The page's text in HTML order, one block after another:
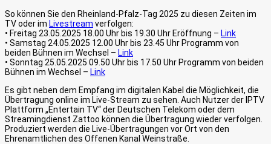
So können Sie den Rheinland-Pfalz-Tag 2025 zu diesen Zeiten im
TV oder im Livestream verfolgen:
• Freitag 23.05.2025 18.00 Uhr bis 19.30 Uhr Eröffnung – Link
• Samstag 24.05.2025 12.00 Uhr bis 23.45 Uhr Programm von
beiden Bühnen im Wechsel – Link
• Sonntag 25.05.2025 09.50 Uhr bis 17.50 Uhr Programm von beiden
Bühnen im Wechsel – Link
Es gibt neben dem Empfang im digitalen Kabel die Möglichkeit, die
Übertragung online im Live-Stream zu sehen. Auch Nutzer der IPTV
Plattform „Entertain TV“ der Deutschen Telekom oder dem
Streamingdienst Zattoo können die Übertragung wieder verfolgen.
Produziert werden die Live-Übertragungen vor Ort von den
Ehrenamtlichen des Offenen Kanal Weinstraße.